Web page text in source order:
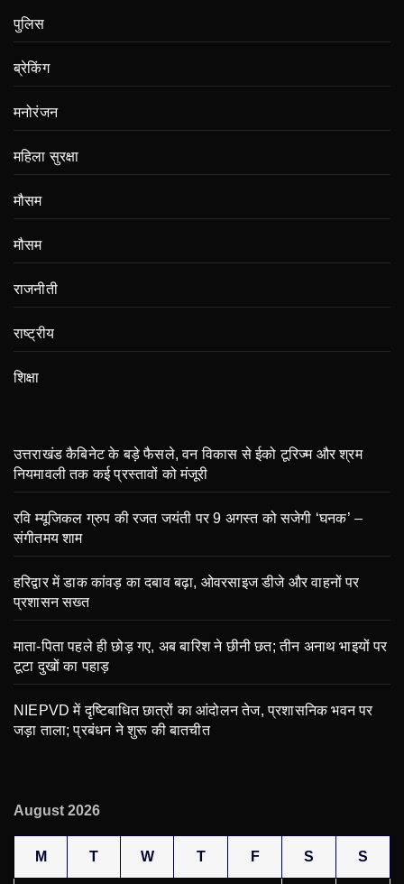
पुलिस
ब्रेकिंग
मनोरंजन
महिला सुरक्षा
मौसम
मौसम
राजनीती
राष्ट्रीय
शिक्षा
उत्तराखंड कैबिनेट के बड़े फैसले, वन विकास से ईको टूरिज्म और श्रम
नियमावली तक कई प्रस्तावों को मंजूरी
रवि म्यूजिकल ग्रुप की रजत जयंती पर 9 अगस्त को सजेगी ‘घनक’ –
संगीतमय शाम
हरिद्वार में डाक कांवड़ का दबाव बढ़ा, ओवरसाइज डीजे और वाहनों पर
प्रशासन सख्त
माता-पिता पहले ही छोड़ गए, अब बारिश ने छीनी छत; तीन अनाथ भाइयों पर
टूटा दुखों का पहाड़
NIEPVD में दृष्टिबाधित छात्रों का आंदोलन तेज, प्रशासनिक भवन पर
जड़ा ताला; प्रबंधन ने शुरू की बातचीत
August 2026
M T W T F S S